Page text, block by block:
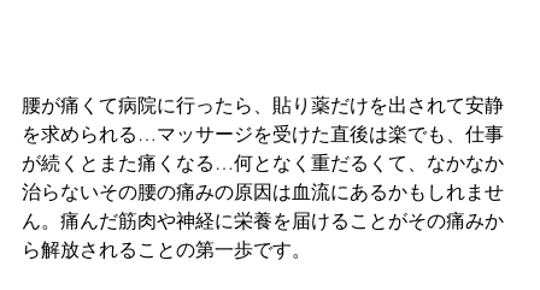
腰が痛くて病院に行ったら、貼り薬だけを出されて安静
を求められる…マッサージを受けた直後は楽でも、仕事
が続くとまた痛くなる…何となく重だるくて、なかなか
治らないその腰の痛みの原因は血流にあるかもしれませ
ん。痛んだ筋肉や神経に栄養を届けることがその痛みか
ら解放されることの第一歩です。